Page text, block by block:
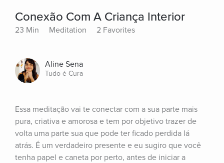
Conexão Com A Criança Interior
23 Min Meditation 2 Favorites
Aline Sena
Tudo é Cura
Essa meditação vai te conectar com a sua parte mais
pura, criativa e amorosa e tem por objetivo trazer de
volta uma parte sua que pode ter ficado perdida lá
atrás. É um verdadeiro presente e eu sugiro que você
tenha papel e caneta por perto, antes de iniciar a